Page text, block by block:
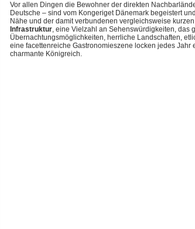
Vor allen Dingen die Bewohner der direkten
Deutsche – sind vom Kongeriget Dänemark begeistert
Nähe und der damit verbundenen vergleichsweise
Infrastruktur, eine Vielzahl an Sehenswürdigkeiten, das
Übernachtungsmöglichkeiten, herrliche Landschaften,
eine facettenreiche Gastronomieszene locken jedes Jahr
charmante Königreich.